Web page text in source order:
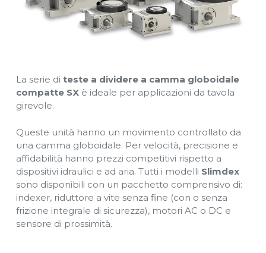
La serie diteste a dividere a camma globoidale
compatte SX è ideale per applicazioni da tavola
girevole.
Queste unità hanno un movimento controllato da
una camma globoidale. Per velocità, precisione e
affidabilità hanno prezzi competitivi rispetto a
dispositivi idraulici e ad aria. Tutti i modelli Slimdex
sono disponibili con un pacchetto comprensivo di:
indexer, riduttore a vite senza fine (con o senza
frizione integrale di sicurezza), motori AC o DC e
sensore di prossimità.